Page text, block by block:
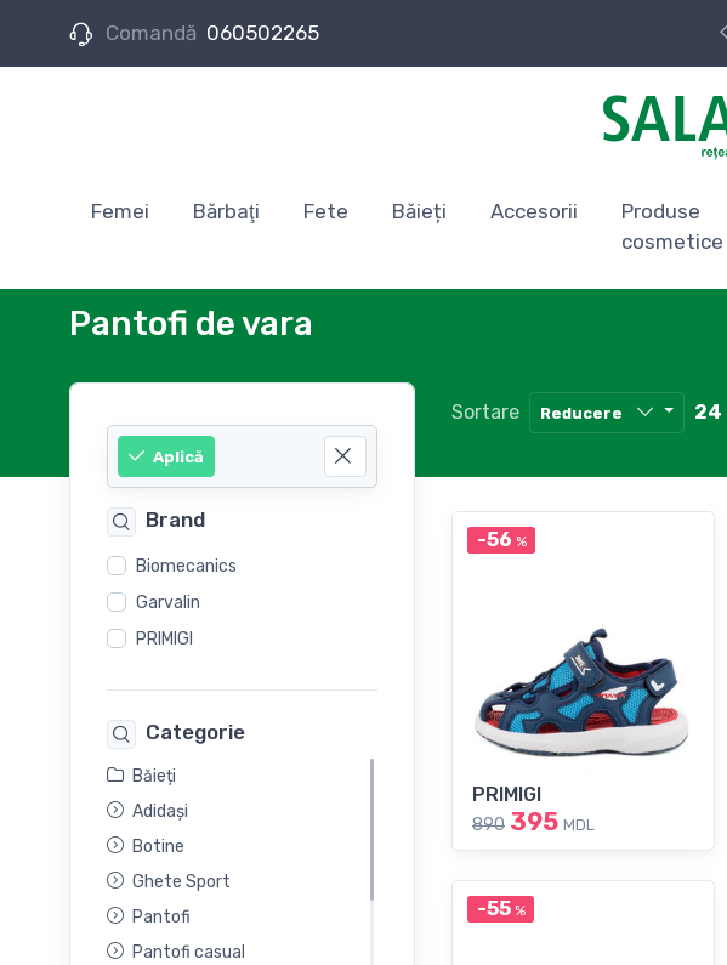
Comandă 060502265
Femei Bărbaţi Fete Băieți Accesorii
Produse
cosmetice
Pantofi de vara
Aplică
Brand
Biomecanics
Garvalin
PRIMIGI
Categorie
Băieți
Adidași
Botine
Ghete Sport
Pantofi
Pantofi casual
Sortare Reducere 24
-56 %
PRIMIGI
890 395 MDL
-55%